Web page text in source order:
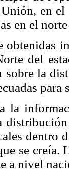
en
en el
obtenidas
del
sobre la
para
la
dentro
se creía.
a nivel